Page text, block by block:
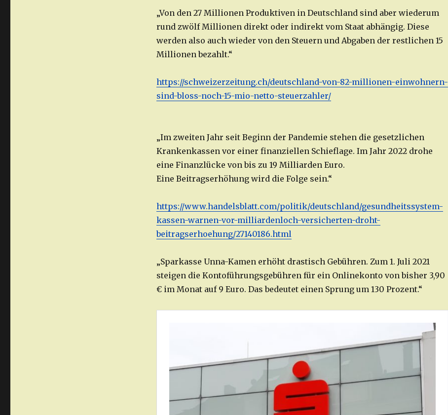
„Von den 27 Millionen Produktiven in Deutschland sind aber wiederum
rund zwölf Millionen direkt oder indirekt vom Staat abhängig. Diese
werden also auch wieder von den Steuern und Abgaben der restlichen 15
Millionen bezahlt.“
https://schweizerzeitung.ch/deutschland-von-82-millionen-einwohnern-
sind-bloss-noch-15-mio-netto-steuerzahler/
„Im zweiten Jahr seit Beginn der Pandemie stehen die gesetzlichen
Krankenkassen vor einer finanziellen Schieflage. Im Jahr 2022 drohe
eine Finanzlücke von bis zu 19 Milliarden Euro.
Eine Beitragserhöhung wird die Folge sein.“
https://www.handelsblatt.com/politik/deutschland/gesundheitssystem-
kassen-warnen-vor-milliardenloch-versicherten-droht-
beitragserhoehung/27140186.html
„Sparkasse Unna-Kamen erhöht drastisch Gebühren. Zum 1. Juli 2021
steigen die Kontoführungsgebühren für ein Onlinekonto von bisher 3,90
€ im Monat auf 9 Euro. Das bedeutet einen Sprung um 130 Prozent.“